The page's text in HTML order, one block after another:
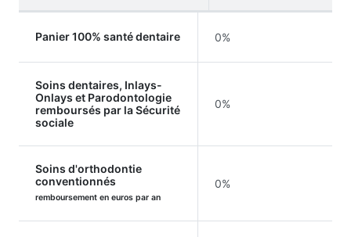
Panier 100% santé dentaire 0%
Soins dentaires, Inlays-
Onlays et Parodontologie
remboursés par la Sécurité
sociale
0%
Soins d'orthodontie
conventionnés
remboursement en euros par an
0%